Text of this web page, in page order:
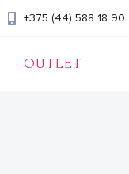
OUTLET
+375 (44) 588 18 90